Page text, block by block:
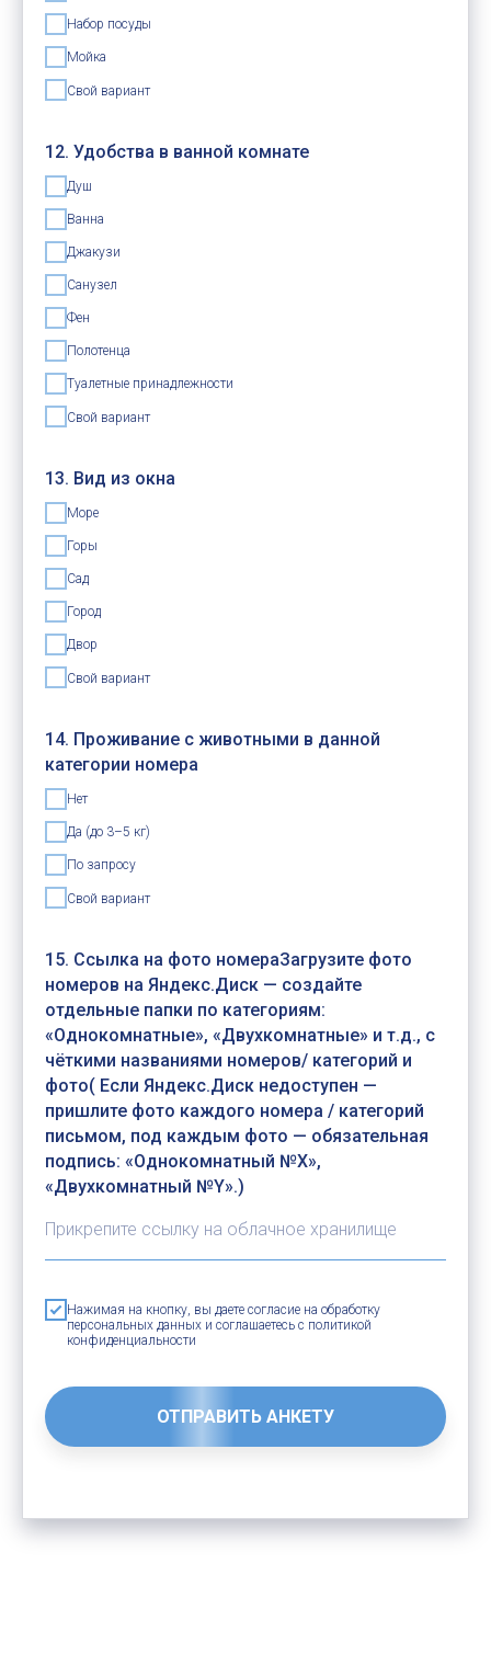
Набор посуды
Мойка
Свой вариант
12. Удобства в ванной комнате
Душ
Ванна
Джакузи
Санузел
Фен
Полотенца
Туалетные принадлежности
Свой вариант
13. Вид из окна
Море
Горы
Сад
Город
Двор
Свой вариант
14. Проживание с животными в данной
категории номера
Нет
Да (до 3–5 кг)
По запросу
Свой вариант
15. Ссылка на фото номераЗагрузите фото
номеров на Яндекс.Диск — создайте
отдельные папки по категориям:
«Однокомнатные», «Двухкомнатные» и т.д., с
чёткими названиями номеров/ категорий и
фото( Если Яндекс.Диск недоступен —
пришлите фото каждого номера / категорий
письмом, под каждым фото — обязательная
подпись: «Однокомнатный №X»,
«Двухкомнатный №Y».)
Нажимая на кнопку, вы даете согласие на обработку
персональных данных и соглашаетесь c политикой
конфиденциальности
ОТПРАВИТЬ АНКЕТУ